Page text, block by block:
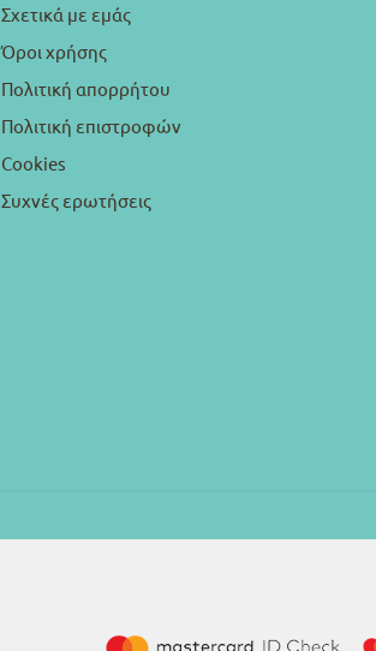
Σχετικά με εμάς
Όροι χρήσης
Πολιτική απορρήτου
Πολιτική επιστροφών
Cookies
Συχνές ερωτήσεις